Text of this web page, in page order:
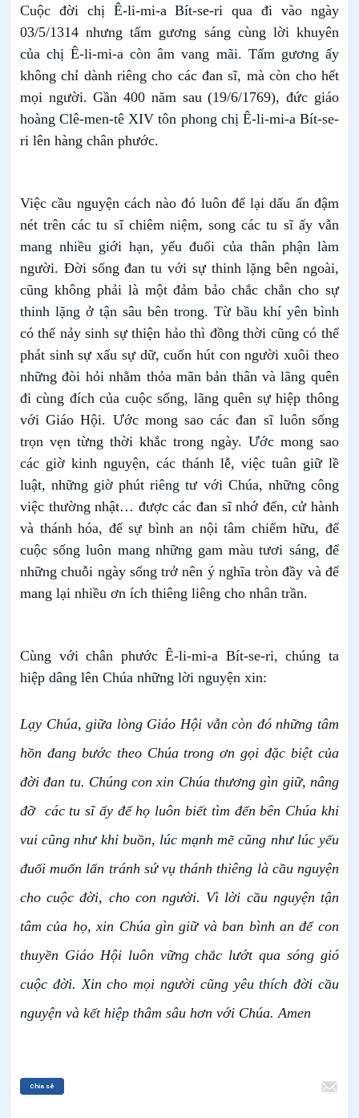
Cuộc đời chị Ê-li-mi-a Bít-se-ri qua đi vào ngày
03/5/1314 nhưng tấm gương sáng cùng lời khuyên
của chị Ê-li-mi-a còn âm vang mãi. Tấm gương ấy
không chỉ dành riêng cho các đan sĩ, mà còn cho hết
mọi người. Gần 400 năm sau (19/6/1769), đức giáo
hoàng Clê-men-tê XIV tôn phong chị Ê-li-mi-a Bít-se-
ri lên hàng chân phước.
Việc cầu nguyện cách nào đó luôn để lại dấu ấn đậm
nét trên các tu sĩ chiêm niệm, song các tu sĩ ấy vẫn
mang nhiều giới hạn, yếu đuối của thân phận làm
người. Đời sống đan tu với sự thinh lặng bên ngoài,
cũng không phải là một đảm bảo chắc chắn cho sự
thinh lặng ở tận sâu bên trong. Từ bầu khí yên bình
có thể nảy sinh sự thiện hảo thì đồng thời cũng có thể
phát sinh sự xấu sự dữ, cuốn hút con người xuôi theo
những đòi hỏi nhằm thỏa mãn bản thân và lãng quên
đi cùng đích của cuộc sống, lãng quên sự hiệp thông
với Giáo Hội. Ước mong sao các đan sĩ luôn sống
trọn vẹn từng thời khắc trong ngày. Ước mong sao
các giờ kinh nguyện, các thánh lễ, việc tuân giữ lề
luật, những giờ phút riêng tư với Chúa, những công
việc thường nhật… được các đan sĩ nhớ đến, cử hành
và thánh hóa, để sự bình an nội tâm chiếm hữu, để
cuộc sống luôn mang những gam màu tươi sáng, để
những chuỗi ngày sống trở nên ý nghĩa tròn đầy và để
mang lại nhiều ơn ích thiêng liêng cho nhân trần.
Cùng với chân phước Ê-li-mi-a Bít-se-ri, chúng ta
hiệp dâng lên Chúa những lời nguyện xin:
Lạy Chúa, giữa lòng Giáo Hội vẫn còn đó những tâm
hồn đang bước theo Chúa trong ơn gọi đặc biệt của
đời đan tu. Chúng con xin Chúa thương gìn giữ, nâng
đỡ các tu sĩ ấy để họ luôn biết tìm đến bên Chúa khi
vui cũng như khi buồn, lúc mạnh mẽ cũng như lúc yếu
đuối muốn lẩn tránh sứ vụ thánh thiêng là cầu nguyện
cho cuộc đời, cho con người. Vì lời cầu nguyện tận
tâm của họ, xin Chúa gìn giữ và ban bình an để con
thuyền Giáo Hội luôn vững chắc lướt qua sóng gió
cuộc đời. Xin cho mọi người cũng yêu thích đời cầu
nguyện và kết hiệp thâm sâu hơn với Chúa. Amen
Chia sẻ